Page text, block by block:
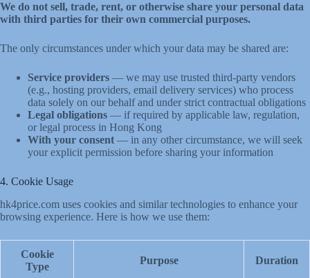
We do not sell, trade, rent, or otherwise share your personal data
with third parties for their own commercial purposes.
The only circumstances under which your data may be shared are:
Service providers — we may use trusted third-party vendors
(e.g., hosting providers, email delivery services) who process
data solely on our behalf and under strict contractual obligations
Legal obligations — if required by applicable law, regulation,
or legal process in Hong Kong
With your consent — in any other circumstance, we will seek
your explicit permission before sharing your information
4. Cookie Usage
hk4price.com uses cookies and similar technologies to enhance your
browsing experience. Here is how we use them:
Cookie
Type
Purpose Duration